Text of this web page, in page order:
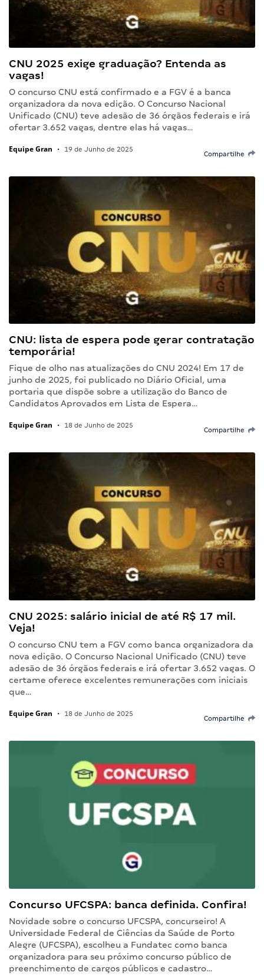
CNU 2025 exige graduação? Entenda as
vagas!
O concurso CNU está confirmado e a FGV é a banca
organizadora da nova edição. O Concurso Nacional
Unificado (CNU) teve adesão de 36 órgãos federais e irá
ofertar 3.652 vagas, dentre elas há vagas…
Equipe Gran • 19 de Junho de 2025
Compartilhe
CNU: lista de espera pode gerar contratação
temporária!
Fique de olho nas atualizações do CNU 2024! Em 17 de
junho de 2025, foi publicado no Diário Oficial, uma
portaria que dispõe sobre a utilização do Banco de
Candidatos Aprovados em Lista de Espera…
Equipe Gran • 18 de Junho de 2025
Compartilhe
CNU 2025: salário inicial de até R$ 17 mil.
Veja!
O concurso CNU tem a FGV como banca organizadora da
nova edição. O Concurso Nacional Unificado (CNU) teve
adesão de 36 órgãos federais e irá ofertar 3.652 vagas. O
certame oferece excelentes remunerações com iniciais
que…
Equipe Gran • 18 de Junho de 2025
Compartilhe
Concurso UFCSPA: banca definida. Confira!
Novidade sobre o concurso UFCSPA, concurseiro! A
Universidade Federal de Ciências da Saúde de Porto
Alegre (UFCSPA), escolheu a Fundatec como banca
organizadora para seu próximo concurso público de
preenchimento de cargos públicos e cadastro…